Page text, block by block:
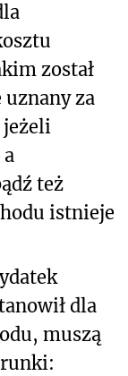
został
za
jeżeli
też
istnieje
dla
muszą